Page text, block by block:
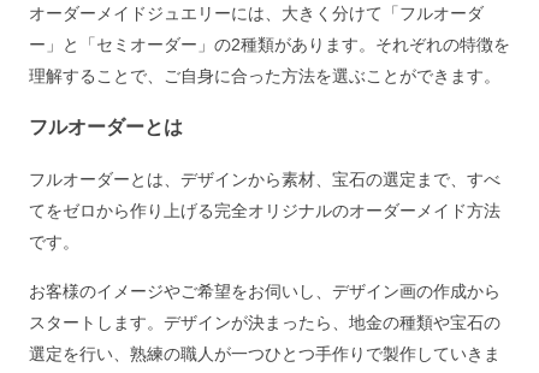
オーダーメイドジュエリーには、大きく分けて「フルオーダ
ー」と「セミオーダー」の2種類があります。それぞれの特徴を
理解することで、ご自身に合った方法を選ぶことができます。
フルオーダーとは
フルオーダーとは、デザインから素材、宝石の選定まで、すべ
てをゼロから作り上げる完全オリジナルのオーダーメイド方法
です。
お客様のイメージやご希望をお伺いし、デザイン画の作成から
スタートします。デザインが決まったら、地金の種類や宝石の
選定を行い、熟練の職人が一つひとつ手作りで製作していきま